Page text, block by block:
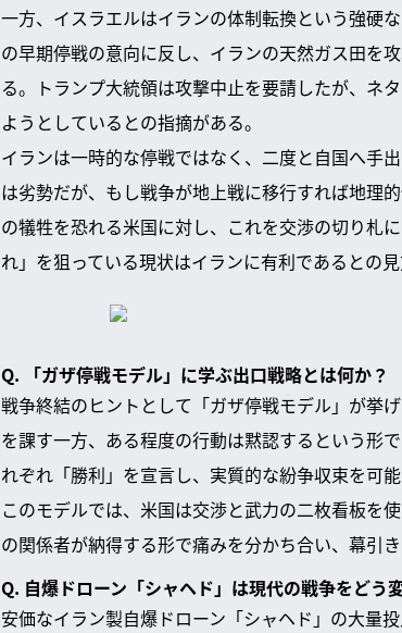
一方、イスラエルはイランの体制転換という強硬
の早期停戦の意向に反し、イランの天然ガス田を
る。トランプ大統領は攻撃中止を要請したが、ネ
ようとしているとの指摘がある。
イランは一時的な停戦ではなく、二度と自国へ手
は劣勢だが、もし戦争が地上戦に移行すれば地理
の犠牲を恐れる米国に対し、これを交渉の切り札
れ」を狙っている現状はイランに有利であるとの見
Q. 「ガザ停戦モデル」に学ぶ出口戦略とは何か？
戦争終結のヒントとして「ガザ停戦モデル」が挙
を課す一方、ある程度の行動は黙認するという形
れぞれ「勝利」を宣言し、実質的な紛争収束を可
このモデルでは、米国は交渉と武力の二枚看板を
の関係者が納得する形で痛みを分かち合い、幕引
Q. 自爆ドローン「シャヘド」は現代の戦争をどう
安価なイラン製自爆ドローン「シャヘド」の大量